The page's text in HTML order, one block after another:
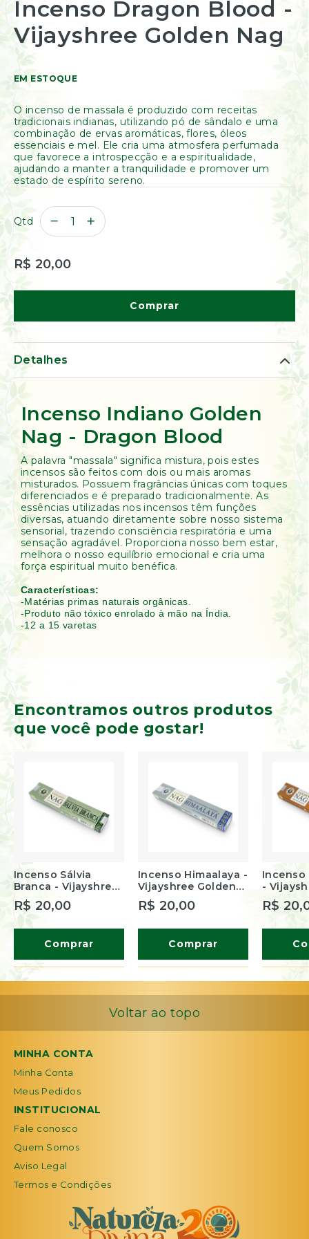
Resinas
/
Incensos
Naturais
Óleos
Perfumados
Incensos
Incensários
Difusores
Difusores
Elétricos
Diversos
Ervas
Kumbaya
para
o
início
da
imagens
Incenso Dragon Blood -
Vijayshree Golden Nag
EM ESTOQUE
O incenso de massala é produzido com receitas
tradicionais indianas, utilizando pó de sândalo e uma
combinação de ervas aromáticas, flores, óleos
essenciais e mel. Ele cria uma atmosfera perfumada
que favorece a introspecção e a espiritualidade,
ajudando a manter a tranquilidade e promover um
estado de espírito sereno.
Qtd
R$ 20,00
Comprar
Detalhes
Incenso Indiano Golden
Nag - Dragon Blood
A palavra "massala" significa mistura, pois estes
incensos são feitos com dois ou mais aromas
misturados. Possuem fragrâncias únicas com toques
diferenciados e é preparado tradicionalmente. As
essências utilizadas nos incensos têm funções
diversas, atuando diretamente sobre nosso sistema
sensorial, trazendo consciência respiratória e uma
sensação agradável. Proporciona nosso bem estar,
melhora o nosso equilíbrio emocional e cria uma
força espiritual muito benéfica.
Características:
-Matérias primas naturais orgânicas.
-Produto não tóxico enrolado à mão na Índia.
-12 a 15 varetas
Encontramos outros produtos
que você pode gostar!
Incenso Sálvia
Branca - Vijayshree
Golden Nag
R$ 20,00
Comprar
Incenso Himaalaya -
Vijayshree Golden
Nag
R$ 20,00
Comprar
Incenso
-
Nag
R$
Voltar ao topo
MINHA CONTA
Minha Conta
Meus Pedidos
INSTITUCIONAL
Fale conosco
Quem Somos
Aviso Legal
Termos e Condições